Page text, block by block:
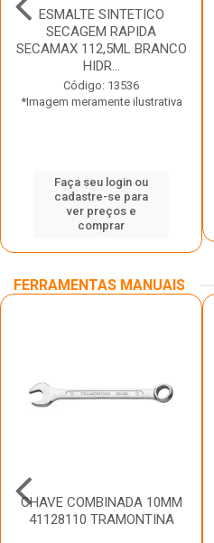
ESMALTE SINTETICO
SECAGEM RAPIDA
SECAMAX 112,5ML BRANCO
HIDR...
Código: 13536
*Imagem meramente ilustrativa
Faça seu login ou
cadastre-se para
ver preços e
comprar
FERRAMENTAS MANUAIS
CHAVE COMBINADA 10MM
41128110 TRAMONTINA